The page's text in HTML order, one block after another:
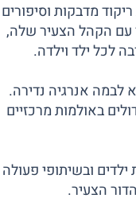
מדבקות וסיפורים
עם הקהל הצעיר שלה,
לכל ילד וילדה.
לבמה אנרגיה נדירה.
באולמות מרכזיים
ובשיתופי פעולה
הצעיר.